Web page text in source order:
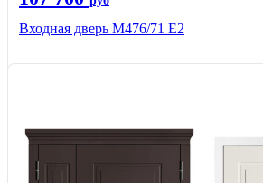
Входная дверь М476/71 Е2